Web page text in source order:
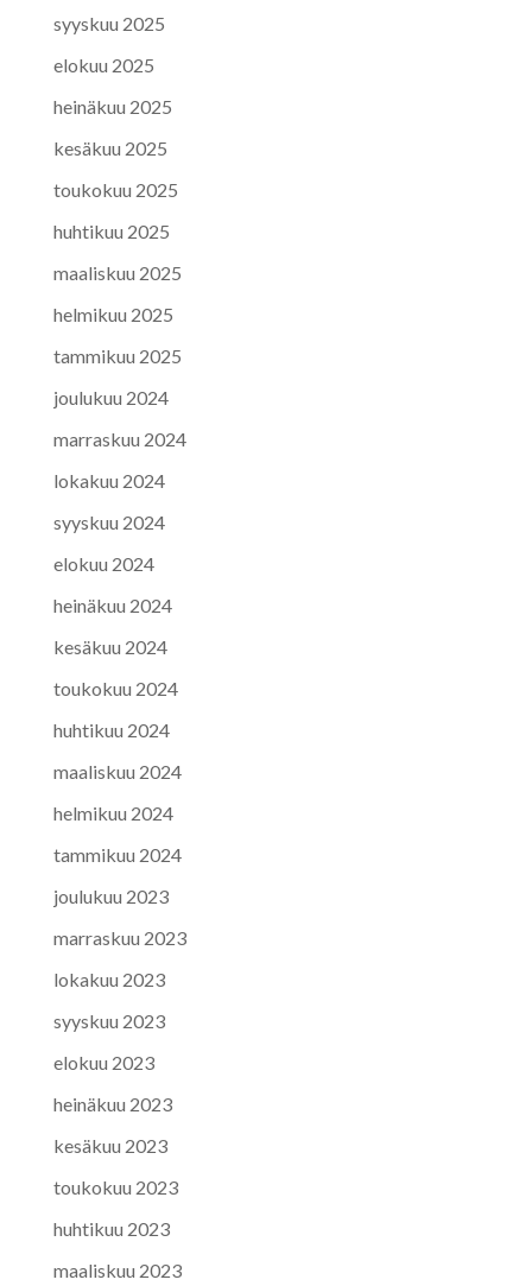
syyskuu 2025
elokuu 2025
heinäkuu 2025
kesäkuu 2025
toukokuu 2025
huhtikuu 2025
maaliskuu 2025
helmikuu 2025
tammikuu 2025
joulukuu 2024
marraskuu 2024
lokakuu 2024
syyskuu 2024
elokuu 2024
heinäkuu 2024
kesäkuu 2024
toukokuu 2024
huhtikuu 2024
maaliskuu 2024
helmikuu 2024
tammikuu 2024
joulukuu 2023
marraskuu 2023
lokakuu 2023
syyskuu 2023
elokuu 2023
heinäkuu 2023
kesäkuu 2023
toukokuu 2023
huhtikuu 2023
maaliskuu 2023